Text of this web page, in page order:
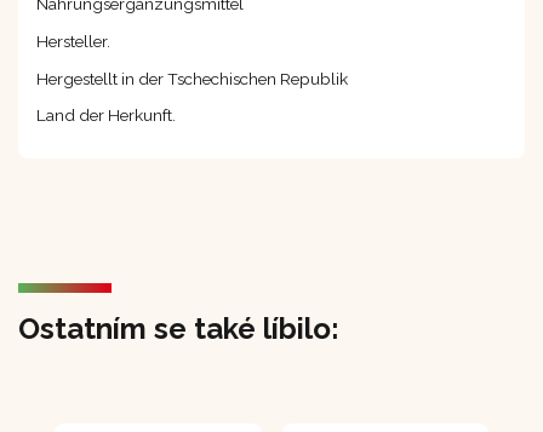
Hersteller.
Hergestellt in der Tschechischen Republik
Land der Herkunft.
Ostatním se také líbilo: